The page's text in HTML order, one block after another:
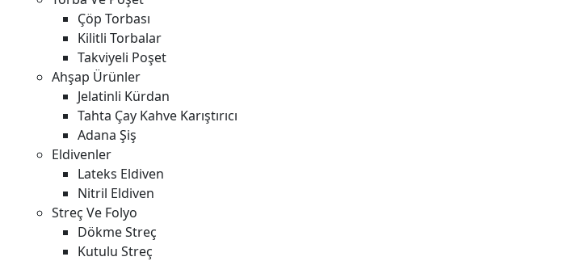
Çöp Torbası
Kilitli Torbalar
Takviyeli Poşet
Ahşap Ürünler
Jelatinli Kürdan
Tahta Çay Kahve Karıştırıcı
Adana Şiş
Eldivenler
Lateks Eldiven
Nitril Eldiven
Streç Ve Folyo
Dökme Streç
Kutulu Streç